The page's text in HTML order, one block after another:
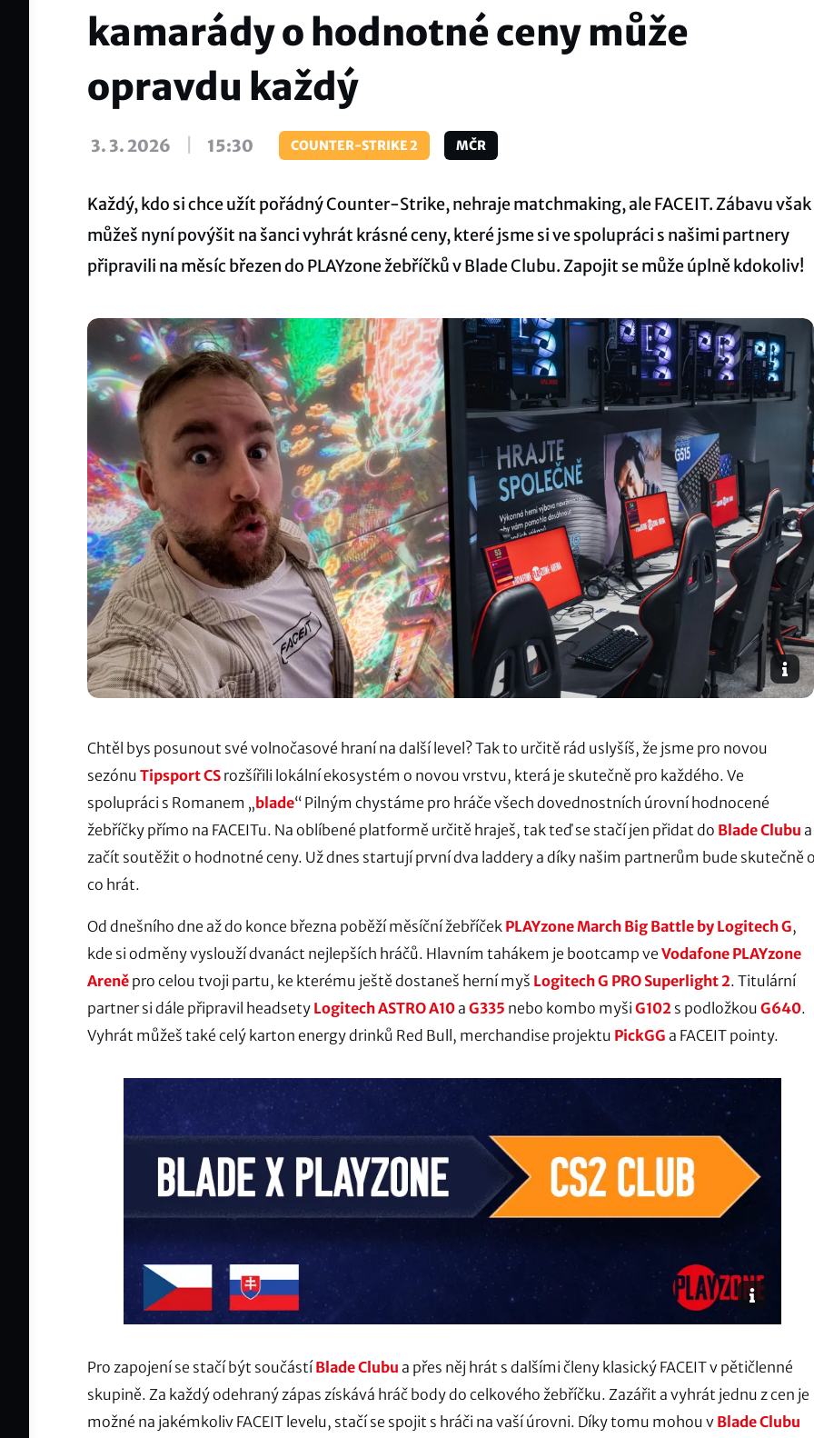
kamarády o hodnotné ceny může
opravdu každý
3. 3. 2026 15:30 COUNTER-STRIKE 2 MČR
Každý, kdo si chce užít pořádný Counter-Strike, nehraje matchmaking, ale FACEIT. Zábavu však
můžeš nyní povýšit na šanci vyhrát krásné ceny, které jsme si ve spolupráci s našimi partnery
připravili na měsíc březen do PLAYzone žebříčků v Blade Clubu. Zapojit se může úplně kdokoliv!
Chtěl bys posunout své volnočasové hraní na další level? Tak to určitě rád uslyšíš, že jsme pro novou
sezónu Tipsport CS rozšířili lokální ekosystém o novou vrstvu, která je skutečně pro každého. Ve
spolupráci s Romanem „blade“ Pilným chystáme pro hráče všech dovednostních úrovní hodnocené
žebříčky přímo na FACEITu. Na oblíbené platformě určitě hraješ, tak teď se stačí jen přidat do Blade Clubu a
začít soutěžit o hodnotné ceny. Už dnes startují první dva laddery a díky našim partnerům bude skutečně
co hrát.
Od dnešního dne až do konce března poběží měsíční žebříček PLAYzone March Big Battle by Logitech G,
kde si odměny vyslouží dvanáct nejlepších hráčů. Hlavním tahákem je bootcamp ve Vodafone PLAYzone
Areně pro celou tvoji partu, ke kterému ještě dostaneš herní myš Logitech G PRO Superlight 2. Titulární
partner si dále připravil headsety Logitech ASTRO A10a G335 nebo kombo myši G102 s podložkou G640.
Vyhrát můžeš také celý karton energy drinků Red Bull, merchandise projektu PickGG a FACEIT pointy.
Pro zapojení se stačí být součástíBlade Clubu a přes něj hrát s dalšími členy klasický FACEIT v pětičlenné
skupině. Za každý odehraný zápas získává hráč body do celkového žebříčku. Zazářit a vyhrát jednu z cen je
možné na jakémkoliv FACEIT levelu, stačí se spojit s hráči na vaší úrovni. Díky tomu mohou v Blade Clubu